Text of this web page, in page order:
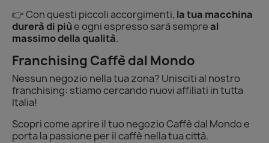
👉 Con questi piccoli accorgimenti, la tua macchina
durerà di piùe ogni espresso sarà sempreal
massimo della qualità.
Franchising Caffè dal Mondo
Nessun negozio nella tua zona? Unisciti al nostro
franchising: stiamo cercando nuovi affiliati in tutta
Italia!
Scopri come aprire il tuo negozio Caffè dal Mondo e
porta la passione per il caffè nella tua città.